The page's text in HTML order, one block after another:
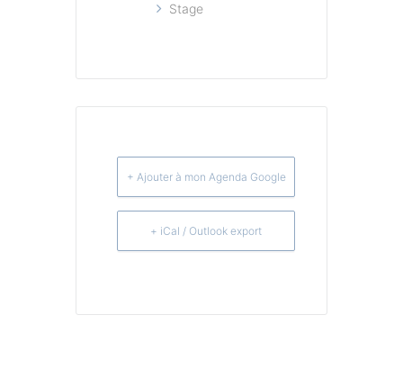
Stage
+ Ajouter à mon Agenda Google
+ iCal / Outlook export